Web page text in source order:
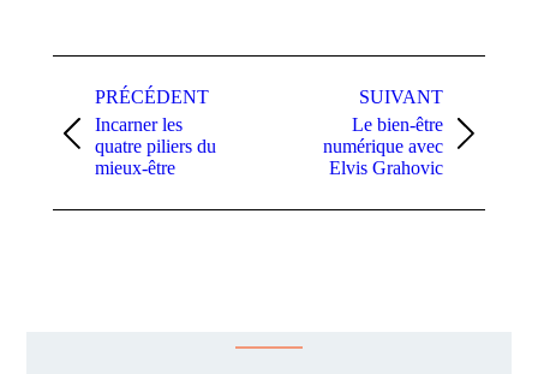
PRÉCÉDENT
Incarner les
quatre piliers du
mieux-être
SUIVANT
Le bien-être
numérique avec
Elvis Grahovic